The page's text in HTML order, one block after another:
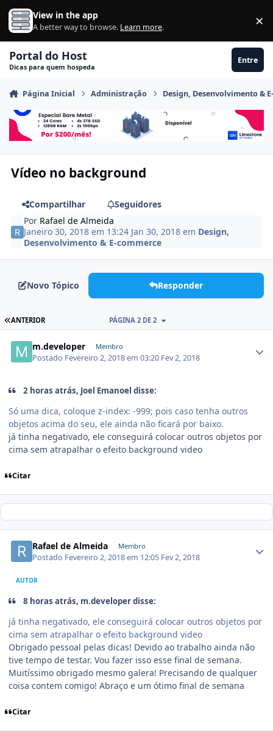
Ir para conteúdo
View in the app
A better way to browse. Learn more. ×
Portal do Host
Dicas para quem hospeda
Entre
Página Inicial Administração Design, Desenvolvimento &
Vídeo no background
Compartilhar
Seguidores
Por Rafael de Almeida
Janeiro 30, 2018 em 13:24 Jan 30, 2018 em Design,
Desenvolvimento & E-commerce
Novo Tópico Responder
ANTERIOR PÁGINA 2 DE 2
m.developer Membro
Postado Fevereiro 2, 2018 em 03:20 Fev 2, 2018
2 horas atrás, Joel Emanoel disse:
Só uma dica, coloque z-index: -999; pois caso tenha outros
objetos acima do seu, ele ainda não ficará por baixo.
já tinha negativado, ele conseguirá colocar outros objetos por
cima sem atrapalhar o efeito background video
Citar
Rafael de Almeida Membro
Postado Fevereiro 2, 2018 em 12:05 Fev 2, 2018
AUTOR
8 horas atrás, m.developer disse:
já tinha negativado, ele conseguirá colocar outros objetos por
cima sem atrapalhar o efeito background video
Obrigado pessoal pelas dicas! Devido ao trabalho ainda não
tive tempo de testar. Vou fazer isso esse final de semana.
Muitíssimo obrigado mesmo galera! Precisando de qualquer
coisa contem comigo! Abraço e um ótimo final de semana
Citar